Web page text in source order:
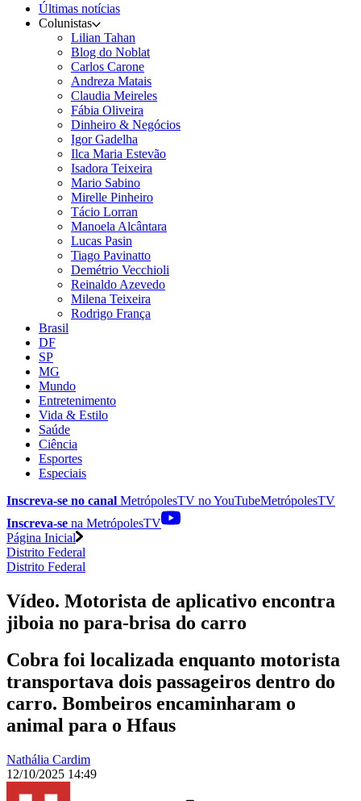
Últimas notícias
Colunistas
Lilian Tahan
Blog do Noblat
Carlos Carone
Andreza Matais
Claudia Meireles
Fábia Oliveira
Dinheiro & Negócios
Igor Gadelha
Ilca Maria Estevão
Isadora Teixeira
Mario Sabino
Mirelle Pinheiro
Tácio Lorran
Manoela Alcântara
Lucas Pasin
Tiago Pavinatto
Demétrio Vecchioli
Reinaldo Azevedo
Milena Teixeira
Rodrigo França
Brasil
DF
SP
MG
Mundo
Entretenimento
Vida & Estilo
Saúde
Ciência
Esportes
Especiais
Inscreva-se no canal MetrópolesTV noYouTubeMetrópolesTV
Inscreva-se na MetrópolesTV
Página Inicial
Distrito Federal
Distrito Federal
Vídeo. Motorista de aplicativo encontra
jiboia no para-brisa do carro
Cobra foi localizada enquanto motorista
transportava dois passageiros dentro do
carro. Bombeiros encaminharam o
animal para o Hfaus
Nathália Cardim
12/10/2025 14:49